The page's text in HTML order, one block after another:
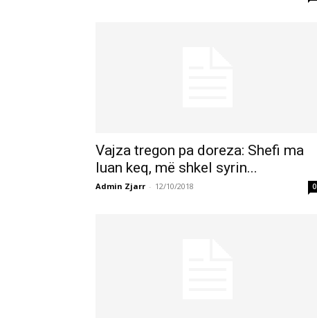
Vajza tregon pa doreza: Shefi ma
luan keq, më shkel syrin...
Admin Zjarr - 12/10/2018 0